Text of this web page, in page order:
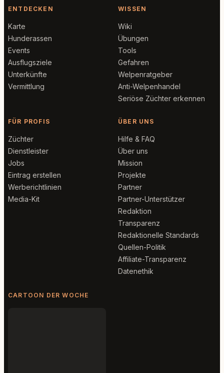
ENTDECKEN
Karte
Hunderassen
Events
Ausflugsziele
Unterkünfte
Vermittlung
WISSEN
Wiki
Übungen
Tools
Gefahren
Welpenratgeber
Anti-Welpenhandel
Seriöse Züchter erkennen
FÜR PROFIS
Züchter
Dienstleister
Jobs
Eintrag erstellen
Werberichtlinien
Media-Kit
ÜBER UNS
Hilfe & FAQ
Über uns
Mission
Projekte
Partner
Partner-Unterstützer
Redaktion
Transparenz
Redaktionelle Standards
Quellen-Politik
Affiliate-Transparenz
Datenethik
CARTOON DER WOCHE